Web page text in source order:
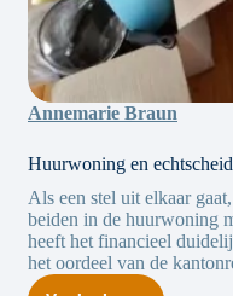
Annemarie Braun
Huurwoning en
Als een stel uit elkaar
beiden in de huurwoning
heeft het financieel
het oordeel van de